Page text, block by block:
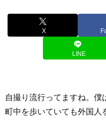
X
LINE
自撮り流行ってますね。僕
町中を歩いていても外国人